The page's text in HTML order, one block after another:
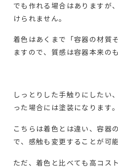
でも作れる場合はありますが
けられません。
着色はあくまで「容器の材質
ますので、質感は容器本来の
しっとりした手触りにしたい
った場合には塗装になります。
こちらは着色とは違い、容器
で、感触も変更することが可
ただ、着色と比べても高コス